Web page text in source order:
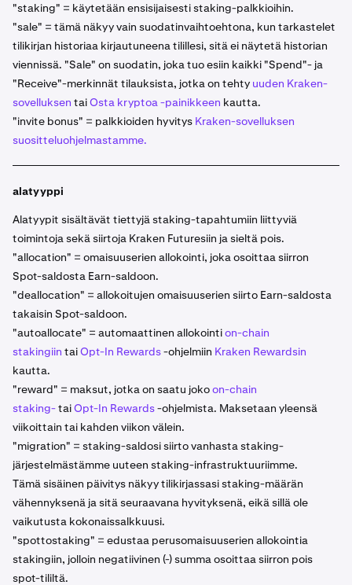
"staking" = käytetään ensisijaisesti staking-palkkioihin.
"sale" = tämä näkyy vain suodatinvaihtoehtona, kun tarkastelet
tilikirjan historiaa kirjautuneena tilillesi, sitä ei näytetä historian
viennissä. "Sale" on suodatin, joka tuo esiin kaikki "Spend"- ja
"Receive"-merkinnät tilauksista, jotka on tehty uuden Kraken-
sovelluksen taiOsta kryptoa -painikkeen kautta.
"invite bonus" = palkkioiden hyvitys Kraken-sovelluksen
suositteluohjelmastamme.
alatyyppi
Alatyypit sisältävät tiettyjä staking-tapahtumiin liittyviä
toimintoja sekä siirtoja Kraken Futuresiin ja sieltä pois.
"allocation" = omaisuuserien allokointi, joka osoittaa siirron
Spot-saldosta Earn-saldoon.
"deallocation" = allokoitujen omaisuuserien siirto Earn-saldosta
takaisin Spot-saldoon.
"autoallocate" = automaattinen allokointion-chain
stakingiin taiOpt-In Rewards-ohjelmiin Kraken Rewardsin
kautta.
"reward" = maksut, jotka on saatu jokoon-chain
staking-taiOpt-In Rewards-ohjelmista. Maksetaan yleensä
viikoittain tai kahden viikon välein.
"migration" = staking-saldosi siirto vanhasta staking-
järjestelmästämme uuteen staking-infrastruktuuriimme.
Tämä sisäinen päivitys näkyy tilikirjassasi staking-määrän
vähennyksenä ja sitä seuraavana hyvityksenä, eikä sillä ole
vaikutusta kokonaissalkkuusi.
"spottostaking" = edustaa perusomaisuuserien allokointia
stakingiin, jolloin negatiivinen (-) summa osoittaa siirron pois
spot-tililtä.